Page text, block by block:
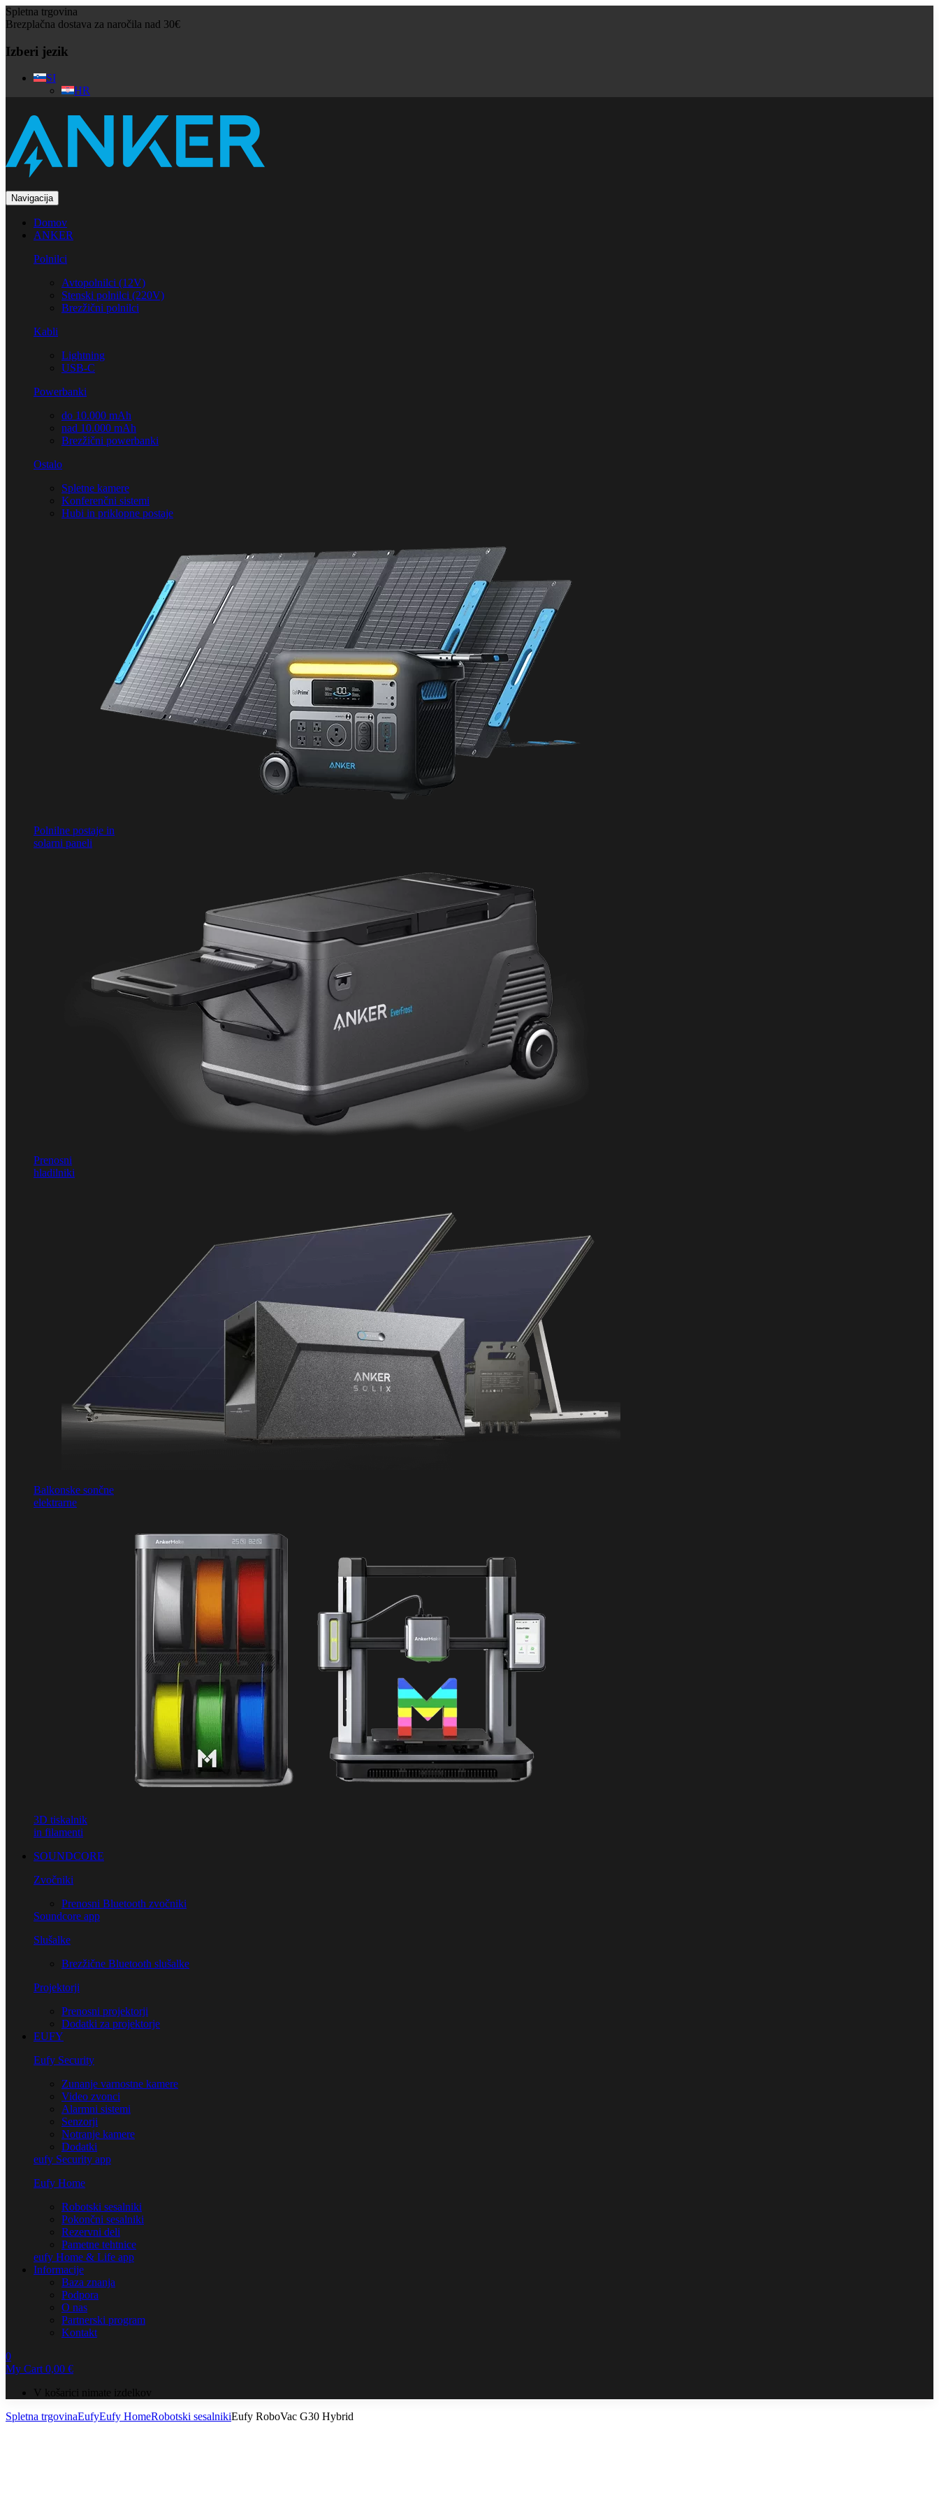
Spletna trgovina
Brezplačna dostava za naročila nad 30€
Izberi jezik
SI
HR
Navigacija
Domov
ANKER
Polnilci
Avtopolnilci (12V)
Stenski polnilci (220V)
Brezžični polnilci
Kabli
Lightning
USB-C
Powerbanki
do 10.000 mAh
nad 10.000 mAh
Brezžični powerbanki
Ostalo
Spletne kamere
Konferenčni sistemi
Hubi in priklopne postaje
Polnilne postaje in
solarni paneli
Prenosni
hladilniki
Balkonske sončne
elektrarne
3D tiskalnik
in filamenti
SOUNDCORE
Zvočniki
Prenosni Bluetooth zvočniki
Soundcore app
Slušalke
Brezžične Bluetooth slušalke
Projektorji
Prenosni projektorji
Dodatki za projektorje
EUFY
Eufy Security
Zunanje varnostne kamere
Video zvonci
Alarmni sistemi
Senzorji
Notranje kamere
Dodatki
eufy Security app
Eufy Home
Robotski sesalniki
Pokončni sesalniki
Rezervni deli
Pametne tehtnice
eufy Home & Life app
Informacije
Baza znanja
Podpora
O nas
Partnerski program
Kontakt
0
My Cart0,00 €
V košarici nimate izdelkov
Spletna trgovinaEufyEufy HomeRobotski sesalnikiEufy RoboVac G30 Hybrid